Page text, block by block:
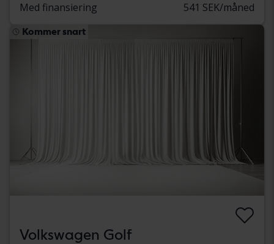
Med finansiering 541 SEK/måned
Kommer snart
Volkswagen Golf